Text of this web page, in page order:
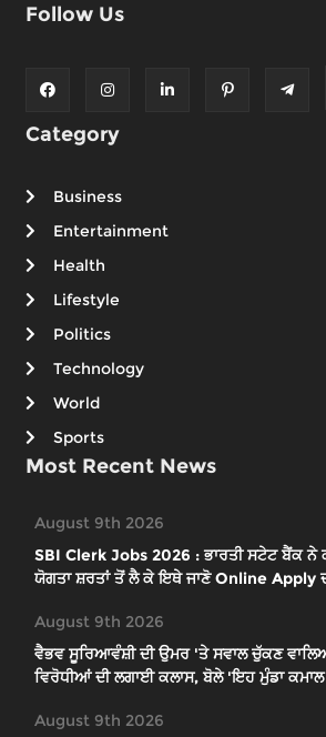
Follow Us
Category
Business
Entertainment
Health
Lifestyle
Politics
Technology
World
Sports
Most Recent News
August 9th 2026
SBI Clerk Jobs 2026 : ਭਾਰਤੀ ਸਟੇਟ ਬੈਂਕ
ਯੋਗਤਾ ਸ਼ਰਤਾਂ ਤੋਂ ਲੈ ਕੇ ਇਥੇ ਜਾਣੋ Online Apply
August 9th 2026
ਵੈਭਵ ਸੂਰਿਆਵੰਸ਼ੀ ਦੀ ਉਮਰ 'ਤੇ ਸਵਾਲ ਚੁੱਕਣ
ਵਿਰੋਧੀਆਂ ਦੀ ਲਗਾਈ ਕਲਾਸ, ਬੋਲੇ 'ਇਹ ਮੁੰਡਾ
August 9th 2026